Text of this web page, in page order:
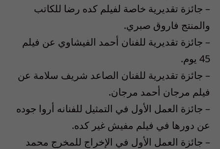
– جائزة تقديرية خاصة لفيلم كده رضا للكاتب
والمنتج فاروق صبري.
– جائزة تقديرية للفنان أحمد الفيشاوي عن فيلم
45 يوم.
– جائزة تقديرية للفنان الصاعد شريف سلامة عن
فيلم مرجان أحمد مرجان.
– جائزة العمل الأول في التمثيل للفنانه أروا جوده
عن دورها في فيلم مفيش غير كده.
– جائزة العمل الأول في الإخراج للمخرج محمد